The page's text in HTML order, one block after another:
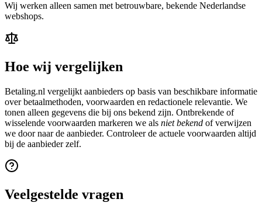
Wij werken alleen samen met betrouwbare, bekende Nederlandse
webshops.
Hoe wij vergelijken
Betaling.nl vergelijkt aanbieders op basis van beschikbare informatie
over betaalmethoden, voorwaarden en redactionele relevantie. We
tonen alleen gegevens die bij ons bekend zijn. Ontbrekende of
wisselende voorwaarden markeren we als niet bekend of verwijzen
we door naar de aanbieder. Controleer de actuele voorwaarden altijd
bij de aanbieder zelf.
Veelgestelde vragen